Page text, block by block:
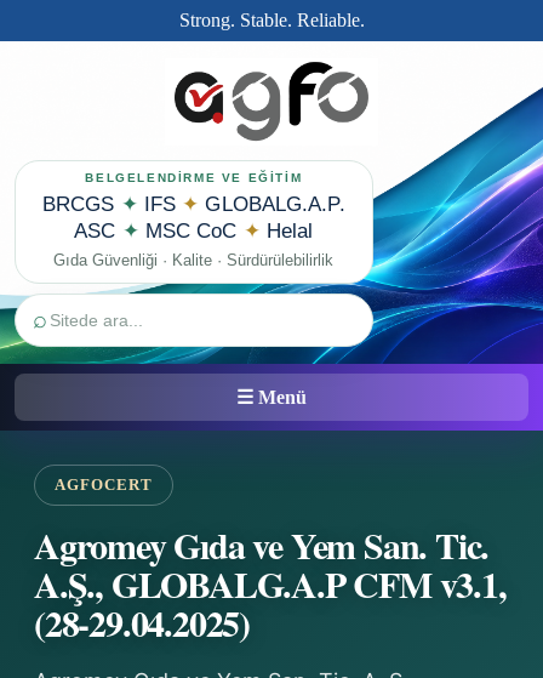
Strong. Stable. Reliable.
BELGELENDİRME VE EĞİTİM
BRCGS ✦ IFS ✦ GLOBALG.A.P.
ASC ✦ MSC CoC ✦ Helal
Gıda Güvenliği · Kalite · Sürdürülebilirlik
⌕
☰ Menü
AGFOCERT
Agromey Gıda ve Yem San. Tic.
A.Ş., GLOBALG.A.P CFM v3.1,
(28-29.04.2025)